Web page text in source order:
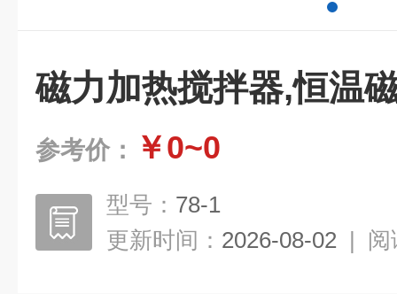
磁力加热搅拌器,恒温
参考价： ￥0~0
型号： 78-1
更新时间： 2026-08-02 | 阅